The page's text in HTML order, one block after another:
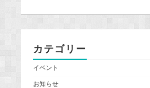
カテゴリー
イベント
お知らせ